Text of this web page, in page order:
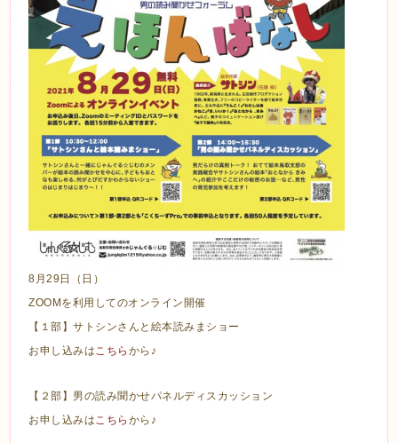
8月29日（日）
ZOOMを利用してのオンライン開催
【１部】サトシンさんと絵本読みまショー
お申し込みはこちら から♪
【２部】男の読み聞かせパネルディスカッション
お申し込みはこちら から♪